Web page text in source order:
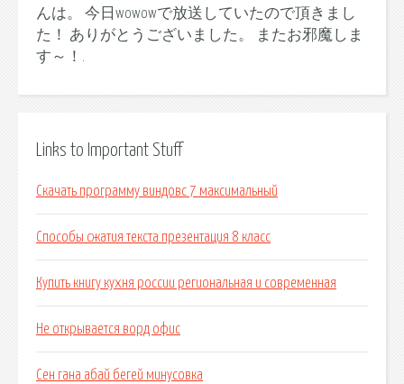
んは。 今日wowowで放送していたので頂きまし
た！ ありがとうございました。 またお邪魔しま
す～！.
Links to Important Stuff
Скачать программу виндовс 7 максимальный
Способы сжатия текста презентация 8 класс
Купить книгу кухня россии региональная и современная
Не открывается ворд офис
Сен гана абай бегей минусовка